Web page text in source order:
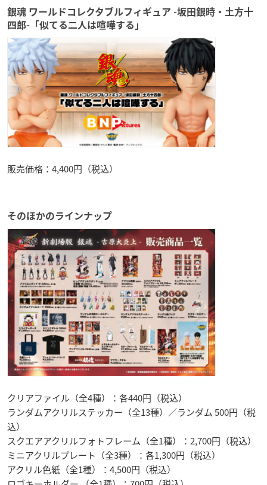
銀魂 ワールドコレクタブルフィギュア -坂田銀時・土方十
四郎-「似てる二人は喧嘩する」
販売価格：4,400円（税込）
そのほかのラインナップ
クリアファイル（全4種）：各440円（税込）
ランダムアクリルステッカー（全13種）／ランダム 500円（税
込）
スクエアアクリルフォトフレーム（全1種）：2,700円（税込）
ミニアクリルプレート（全3種）：各1,300円（税込）
アクリル色紙（全1種）：4,500円（税込）